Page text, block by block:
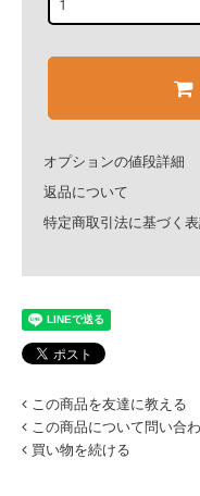
オプションの値段詳細
返品について
特定商取引法に基づく
この商品を友達に教える
この商品について問い合
買い物を続ける